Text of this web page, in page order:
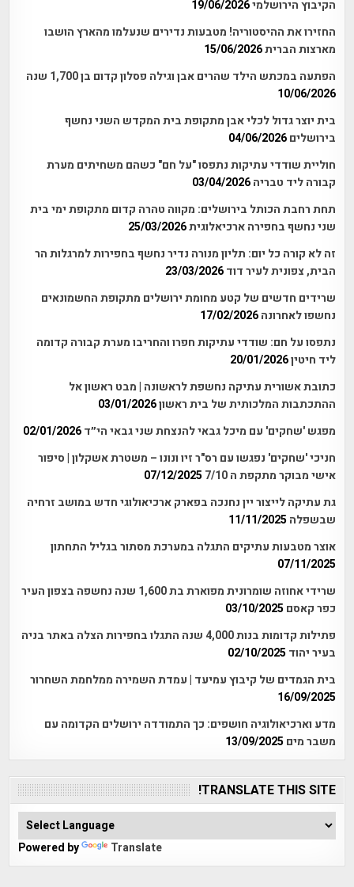
הקיבוץ הירושלמי19/06/2026
החזירו את ההיסטוריה! מטבעות נדירים שנעלמו מהארץ הושבו
מארצות הברית15/06/2026
הפתעה במכתש הילד שהרים אבן וגילה פסלון קדום בן 1,700 שנה
10/06/2026
בית יוצר גדול לכלי אבן מתקופת בית המקדש השני נחשף
בירושלים 04/06/2026
חוליית שודדי עתיקות נתפסו "על חם" כשהם משחיתים מערת
קבורה ליד טבריה 03/04/2026
תחת רחבת הכותל בירושלים: מקווה טהרה קדום מתקופת ימי בית
שני נחשף בחפירה ארכיאלוגית25/03/2026
זה לא קורה כל יום: תליון מנורה נדיר נחשף בחפירות למרגלות הר
הבית, צפונית לעיר דוד 23/03/2026
שרידים חדשים של קטע מחומת ירושלים מתקופת החשמונאים
נחשפו לאחרונה 17/02/2026
נתפסו על חם: שודדי עתיקות חפרו והחריבו מערת קבורה קדומה
ליד חיטין20/01/2026
כתובת אשורית עתיקה נחשפת לראשונה | מבט ראשון אל
ההתכתבות המלכותית של בית ראשון03/01/2026
מפגש 'שחקים' עם מיכל גבאי להנצחת שני גבאי הי״ד 02/01/2026
חניכי 'שחקים' נפגשו עם רס"ר זיו ונונו – משטרת אשקלון | סיפור
אישי מבוקר מתקפת ה 7/10
07/12/2025
גת עתיקה לייצור יין נחנכה בפארק ארכיאולוגי חדש במושב זרחיה
שבשפלה 11/11/2025
אוצר מטבעות עתיקים התגלה במערכת מסתור בגליל התחתון
07/11/2025
שרידי אחוזה שומרונית מפוארת בת 1,600 שנה נחשפה בצפון העיר
כפר קאסם 03/10/2025
פתילות קדומות בנות 4,000 שנה התגלו בחפירות הצלה באתר בניה
בעיר יהוד 02/10/2025
בית הגמדים של קיבוץ עמיעד | עמדת השמירה ממלחמת השחרור
16/09/2025
מדע וארכיאולוגיה חושפים: כך התמודדה ירושלים הקדומה עם
משבר מים 13/09/2025
TRANSLATE THIS SITE!
Powered by Translate